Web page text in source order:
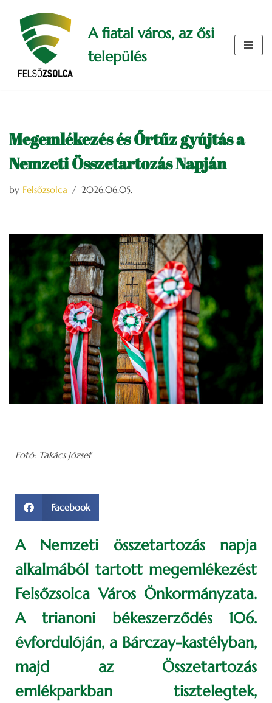
Skip
content
A fiatal város, az ősi
település
Megemlékezés és Őrtűz gyújtás a
Nemzeti Összetartozás Napján
by Felsőzsolca 2026.06.05.
Fotó: Takács József
Facebook
A Nemzeti összetartozás napja
alkalmából tartott megemlékezést
Felsőzsolca Város Önkormányzata.
A trianoni békeszerződés 106.
évfordulóján, a Bárczay-kastélyban,
majd az Összetartozás
emlékparkban tisztelegtek,